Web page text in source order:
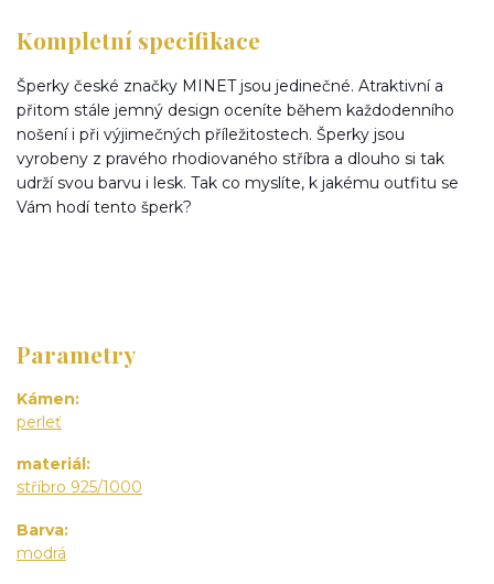
Kompletní specifikace
Šperky české značky MINET jsou jedinečné. Atraktivní a
přitom stále jemný design oceníte během každodenního
nošení i při výjimečných příležitostech. Šperky jsou
vyrobeny z pravého rhodiovaného stříbra a dlouho si tak
udrží svou barvu i lesk. Tak co myslíte, k jakému outfitu se
Vám hodí tento šperk?
Parametry
Kámen
perleť
materiál
stříbro 925/1000
Barva
modrá